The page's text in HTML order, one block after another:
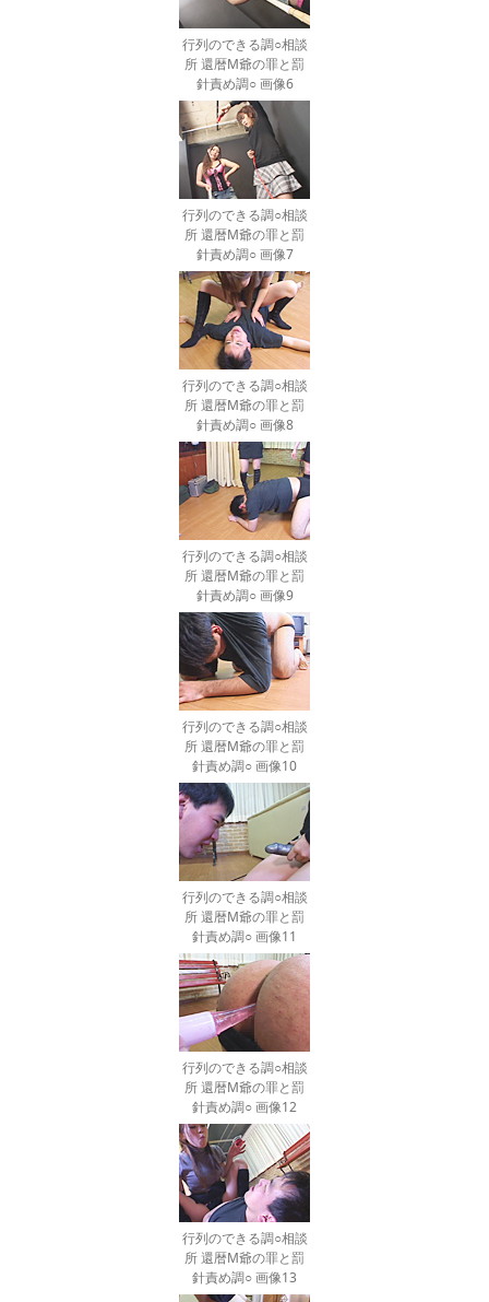
行列のできる調○相談
所 還暦M爺の罪と罰
針責め調○ 画像6
行列のできる調○相談
所 還暦M爺の罪と罰
針責め調○ 画像7
行列のできる調○相談
所 還暦M爺の罪と罰
針責め調○ 画像8
行列のできる調○相談
所 還暦M爺の罪と罰
針責め調○ 画像9
行列のできる調○相談
所 還暦M爺の罪と罰
針責め調○ 画像10
行列のできる調○相談
所 還暦M爺の罪と罰
針責め調○ 画像11
行列のできる調○相談
所 還暦M爺の罪と罰
針責め調○ 画像12
行列のできる調○相談
所 還暦M爺の罪と罰
針責め調○ 画像13